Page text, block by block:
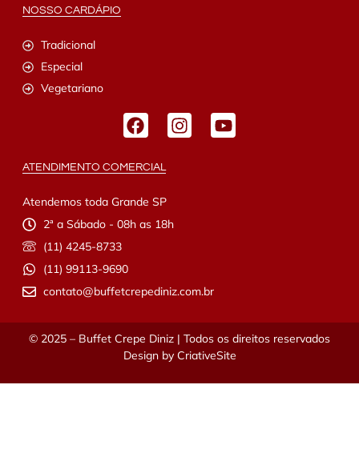
NOSSO CARDÁPIO
Tradicional
Especial
Vegetariano
ATENDIMENTO COMERCIAL
Atendemos toda Grande SP
2ª a Sábado - 08h as 18h
(11) 4245-8733
(11) 99113-9690
contato@buffetcrepediniz.com.br
© 2025 – Buffet Crepe Diniz | Todos os direitos reservados
Design by CriativeSite